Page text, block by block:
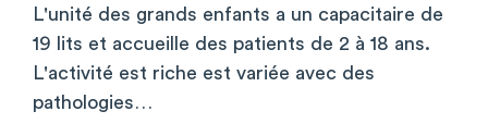
L'unité des grands enfants a un capacitaire de
19 lits et accueille des patients de 2 à 18 ans.
L'activité est riche est variée avec des
pathologies…